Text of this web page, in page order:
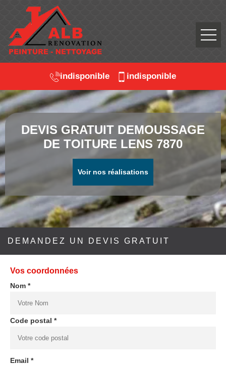
indisponible indisponible
DEVIS GRATUIT DEMOUSSAGE
DE TOITURE LENS 7870
Voir nos réalisations
DEMANDEZ UN DEVIS GRATUIT
Vos coordonnées
Nom *
Code postal *
Email *